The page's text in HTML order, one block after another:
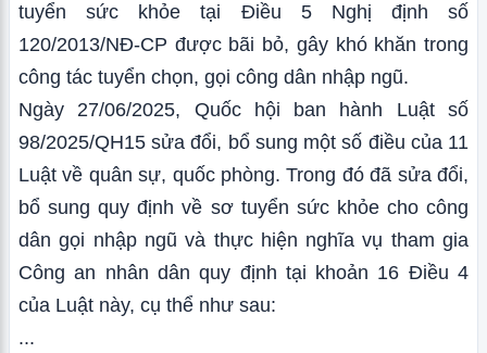
tuyển sức khỏe tại Điều 5 Nghị định số
120/2013/NĐ-CP được bãi bỏ, gây khó khăn trong
công tác tuyển chọn, gọi công dân nhập ngũ.
Ngày 27/06/2025, Quốc hội ban hành Luật số
98/2025/QH15 sửa đổi, bổ sung một số điều của 11
Luật về quân sự, quốc phòng. Trong đó đã sửa đổi,
bổ sung quy định về sơ tuyển sức khỏe cho công
dân gọi nhập ngũ và thực hiện nghĩa vụ tham gia
Công an nhân dân quy định tại khoản 16 Điều 4
của Luật này, cụ thể như sau:
...